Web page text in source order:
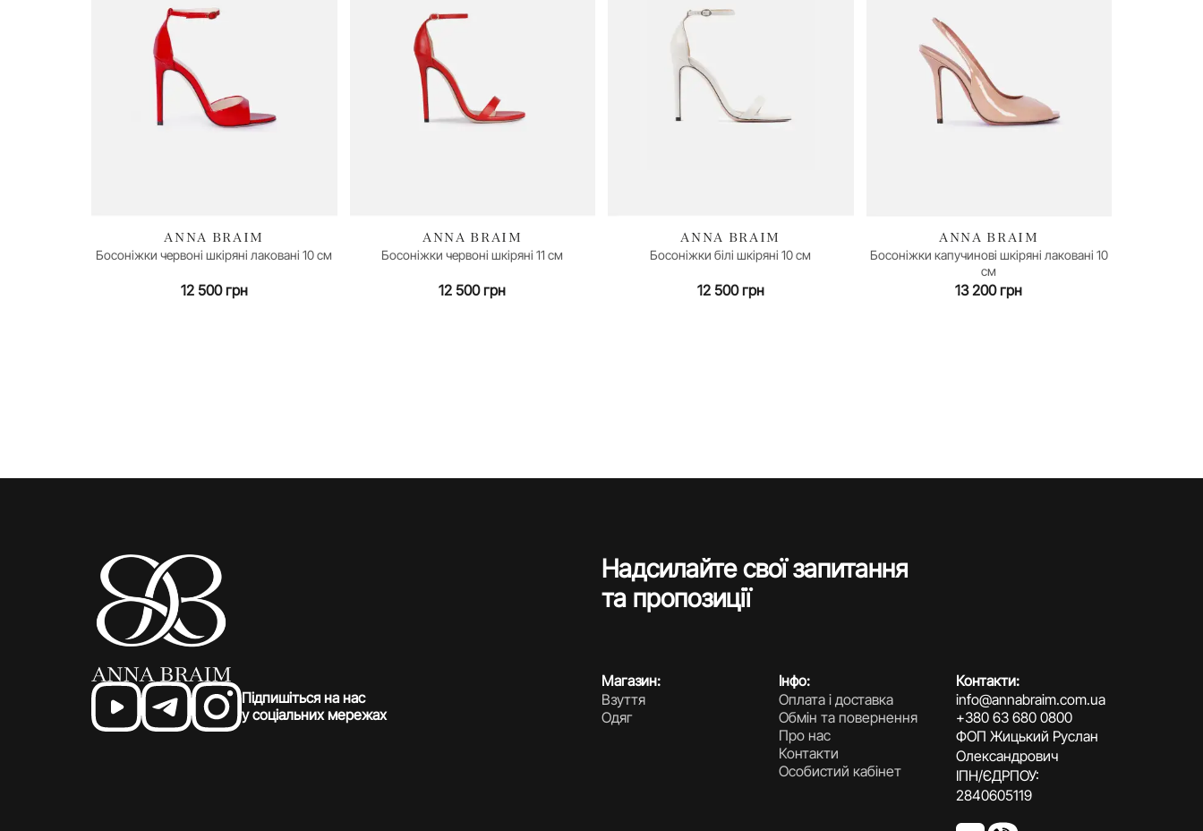
35 36 38 39
ANNA BRAIM
Босоніжки червоні шкіряні лаковані 10 см
12 500 грн
35 36 37 38 40
ANNA BRAIM
Босоніжки червоні шкіряні 11 см
12 500 грн
39 40
ANNA BRAIM
Босоніжки білі шкіряні 10 см
12 500 грн
35 36 37 39 40
ANNA BRAIM
Босоніжки капучинові шкіряні лаковані 10
см
13 200 грн
Підпишіться на нас
у соціальних мережах
Надсилайте свої запитання
та пропозиції
Магазин:
Взуття
Одяг
Інфо:
Оплата і доставка
Обмін та повернення
Про нас
Контакти
Особистий кабінет
Контакти:
info@annabraim.com.ua
+380 63 680 0800
ФОП Жицький Руслан
Олександрович
ІПН/ЄДРПОУ:
2840605119